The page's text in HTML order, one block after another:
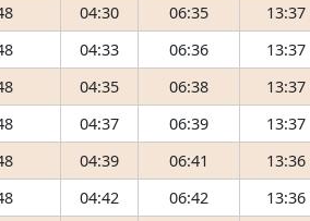
04:30 06:35 13:37
04:33 06:36 13:37
04:35 06:38 13:37
04:37 06:39 13:37
04:39 06:41 13:36
04:42 06:42 13:36